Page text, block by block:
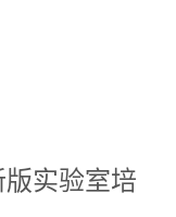
版实验室培